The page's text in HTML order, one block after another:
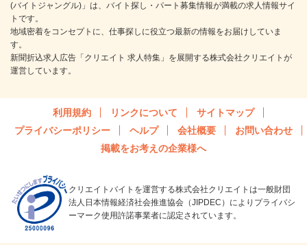
(バイトジャングル)」は、バイト探し・パート募集情報が満載の求人情報サイ
トです。
地域密着をコンセプトに、仕事探しに役立つ最新の情報をお届けしていま
す。
新聞折込求人広告「クリエイト 求人特集」を展開する株式会社クリエイトが
運営しています。
利用規約 リンクについて
サイトマップ
プライバシーポリシー
ヘルプ 会社概要
お問い合わせ
掲載をお考えの企業様へ
クリエイトバイトを運営する株式会社クリエイトは一般財団
法人日本情報経済社会推進協会（JIPDEC）によりプライバシ
ーマーク使用許諾事業者に認定されています。